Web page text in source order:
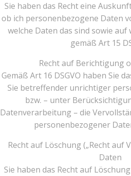
Sie haben das Recht eine
ob ich personenbezogene Daten
welche Daten das sind sowie
gemäß Art 15
Recht auf Berichtigung
Gemäß Art 16 DSGVO haben Sie
Sie betreffender unrichtiger
bzw. – unter
Datenverarbeitung – die
personenbezogener
Recht auf Löschung („Recht auf
Daten
Sie haben das Recht auf